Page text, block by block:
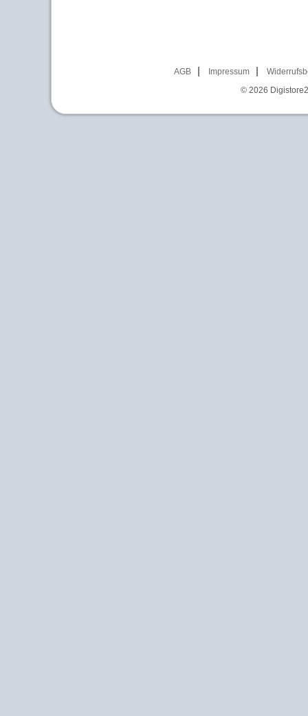
AGB Impressum
© 2026